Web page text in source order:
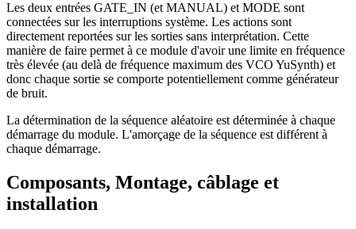
Les deux entrées GATE_IN (et MANUAL) et MODE sont
connectées sur les interruptions système. Les actions sont
directement reportées sur les sorties sans interprétation. Cette
manière de faire permet à ce module d'avoir une limite en fréquence
très élevée (au delà de fréquence maximum des VCO YuSynth) et
donc chaque sortie se comporte potentiellement comme générateur
de bruit.
La détermination de la séquence aléatoire est déterminée à chaque
démarrage du module. L'amorçage de la séquence est différent à
chaque démarrage.
Composants, Montage, câblage et
installation